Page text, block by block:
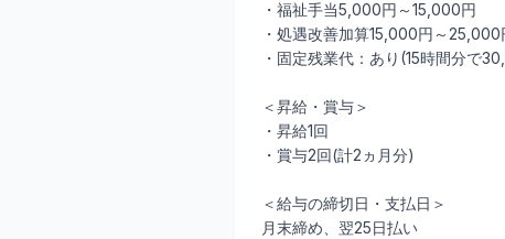
・福祉手当5,000円～15,000円
・処遇改善加算15,000円～25,000
・固定残業代：あり(15時間分で
＜昇給・賞与＞
・昇給1回
・賞与2回(計2ヵ月分)
＜給与の締切日・支払日＞
月末締め、翌25日払い